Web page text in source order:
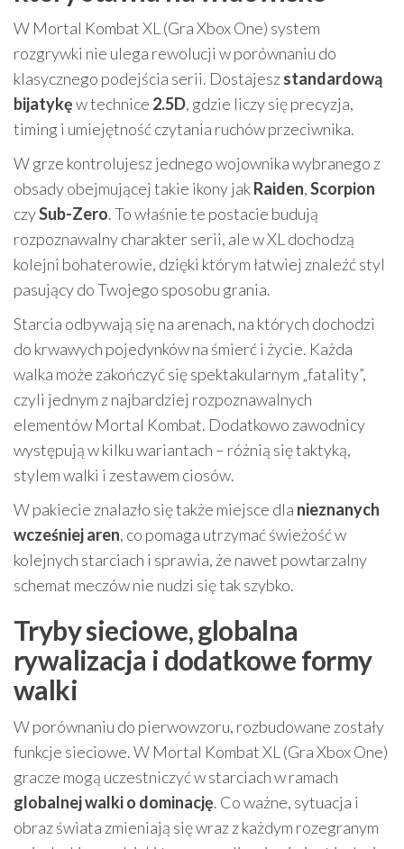
W Mortal Kombat XL (Gra Xbox One) system
rozgrywki nie ulega rewolucji w porównaniu do
klasycznego podejścia serii. Dostajeszstandardową
bijatykęw technice 2.5D, gdzie liczy się precyzja,
timing i umiejętność czytania ruchów przeciwnika.
W grze kontrolujesz jednego wojownika wybranego z
obsady obejmującej takie ikony jakRaiden,Scorpion
czySub-Zero. To właśnie te postacie budują
rozpoznawalny charakter serii, ale w XL dochodzą
kolejni bohaterowie, dzięki którym łatwiej znaleźć styl
pasujący do Twojego sposobu grania.
Starcia odbywają się na arenach, na których dochodzi
do krwawych pojedynków na śmierć i życie. Każda
walka może zakończyć się spektakularnym „fatality”,
czyli jednym z najbardziej rozpoznawalnych
elementów Mortal Kombat. Dodatkowo zawodnicy
występują w kilku wariantach – różnią się taktyką,
stylem walki i zestawem ciosów.
W pakiecie znalazło się także miejsce dla nieznanych
wcześniej aren, co pomaga utrzymać świeżość w
kolejnych starciach i sprawia, że nawet powtarzalny
schemat meczów nie nudzi się tak szybko.
Tryby sieciowe, globalna
rywalizacja i dodatkowe formy
walki
W porównaniu do pierwowzoru, rozbudowane zostały
funkcje sieciowe. W Mortal Kombat XL (Gra Xbox One)
gracze mogą uczestniczyć w starciach w ramach
globalnej walki o dominację. Co ważne, sytuacja i
obraz świata zmieniają się wraz z każdym rozegranym